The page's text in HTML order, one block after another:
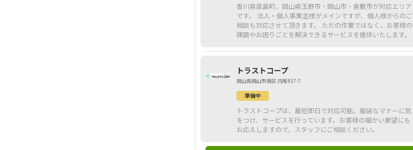
香川県直島町、岡山県玉野市・岡山市・倉敷市が対応エリア
です。 法人・個人事業主様がメインですが、個人様からのご
相談も対応させて頂きます。 ただの作業ではなく、お客様の
課題やお困りごとを解決できるサービスを提供いたします。
トラストコープ
岡山県岡山市南区 内尾457-7
準備中
トラストコープは、最短即日で対応可能。服装なマナーに気
をつけ、サービスを行っています。お客様の細かい要望にも
お応えしますので、スタッフにご相談ください。